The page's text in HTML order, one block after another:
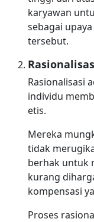
karyawan
sebagai
tersebut.
Rasionalisasi
individu
etis.
Mereka
tidak
berhak untuk
kurang
kompensasi
Proses